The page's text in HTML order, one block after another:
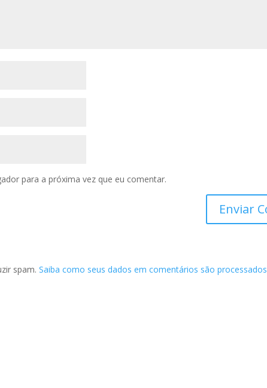
para a próxima vez que eu comentar.
spam.Saiba como seus dados em comentários são processados